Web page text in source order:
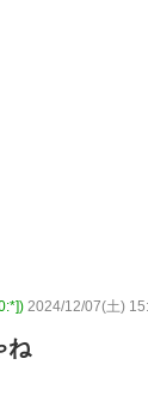
2024/12/07(土)
ね